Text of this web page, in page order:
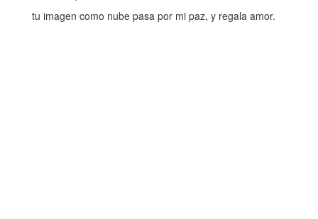
tu imagen como nube pasa por mi paz, y regala amor.